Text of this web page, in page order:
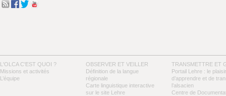
L'OLCA C'EST QUOI ?
Missions et activités
L’équipe
OBSERVER ET VEILLER
Définition de la langue
régionale
Carte linguistique interactive
sur le site Lehre
TRANSMETTRE ET
Portail Lehre : le plaisir
d’apprendre et de
l’alsacien
Centre de